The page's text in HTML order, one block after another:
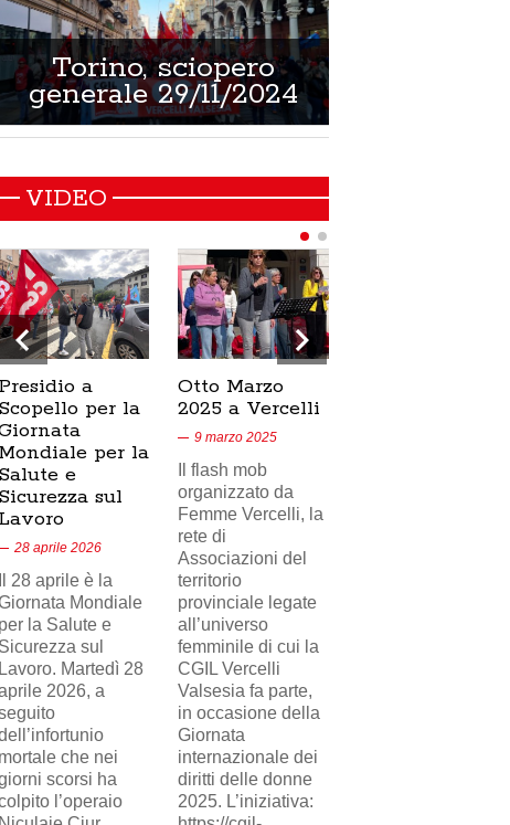
Torino, sciopero
generale 29/11/2024
VIDEO
Presidio a
Scopello per la
Mondiale per la
Salute e
Sicurezza sul
Lavoro
28 aprile 2026
Il 28 aprile è la
Mondiale
per la Salute e
Sicurezza sul
Lavoro. Martedì 28
2026, a
mortale che nei
scorsi ha
l’operaio
Otto Marzo
2025 a Vercelli
9 marzo 2025
Il flash mob
organizzato da
Femme Vercelli, la
rete di
Associazioni del
territorio
provinciale legate
all’universo
femminile di cui la
CGIL Vercelli
Valsesia fa parte,
in occasione della
Giornata
internazionale dei
diritti delle donne
2025. L’iniziativa: